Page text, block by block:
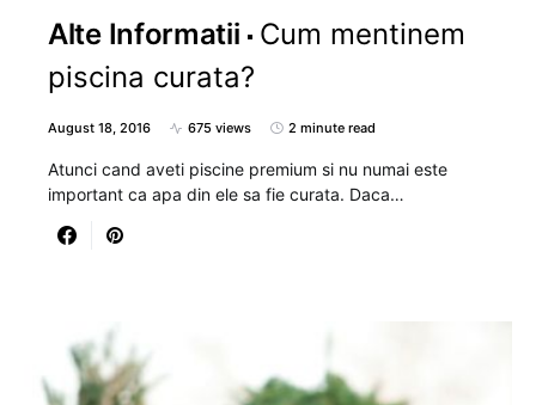
Alte Informatii
Cum mentinem
piscina curata?
August 18, 2016 675 views 2 minute read
Atunci cand aveti piscine premium si nu numai este
important ca apa din ele sa fie curata. Daca…